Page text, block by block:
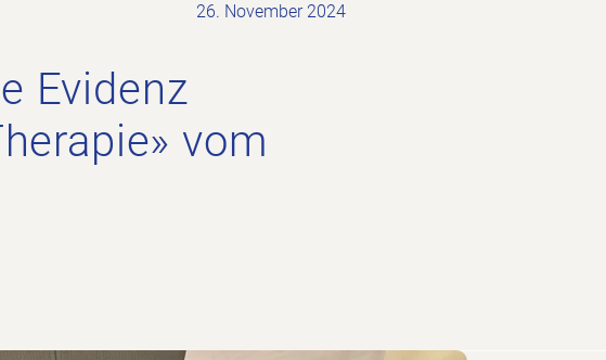
26. November 2024
Evidenz
vom